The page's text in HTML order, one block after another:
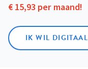
€ 15,93 per maand!
IK WIL DIGITAAL